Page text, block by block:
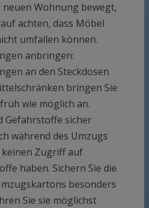
Wohnung bewegt,
achten, dass Möbel
umfallen können.
anbringen:
an den Steckdosen
bringen Sie
wie möglich an.
Gefahrstoffe sicher
während des Umzugs
Zugriff auf
haben. Sichern Sie die
besonders
Sie sie möglichst